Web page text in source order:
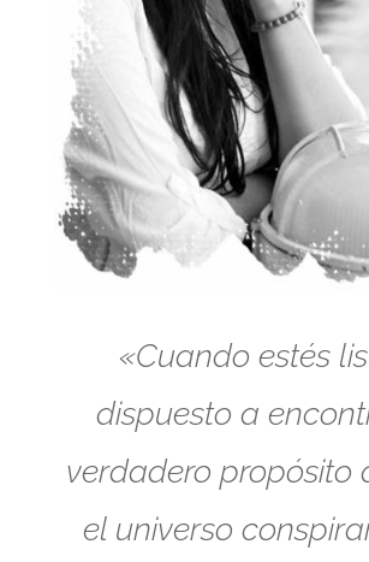
«Cuando estés
dispuesto a
verdadero propósito
el universo